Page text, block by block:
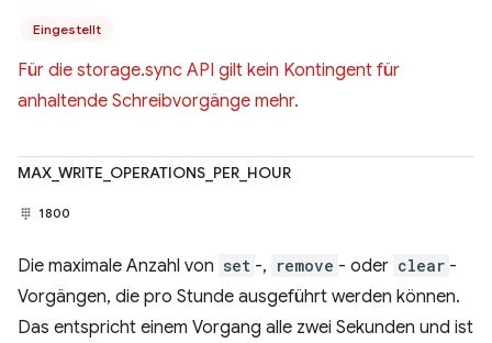
Eingestellt
Für die storage.sync API gilt kein Kontingent für
anhaltende Schreibvorgänge mehr.
MAX_WRITE_OPERATIONS_PER_HOUR
1800
Die maximale Anzahl von set -, remove - oder clear -
Vorgängen, die pro Stunde ausgeführt werden können.
Das entspricht einem Vorgang alle zwei Sekunden und ist